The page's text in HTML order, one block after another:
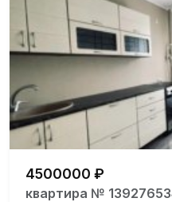
4500000 ₽
квартира №